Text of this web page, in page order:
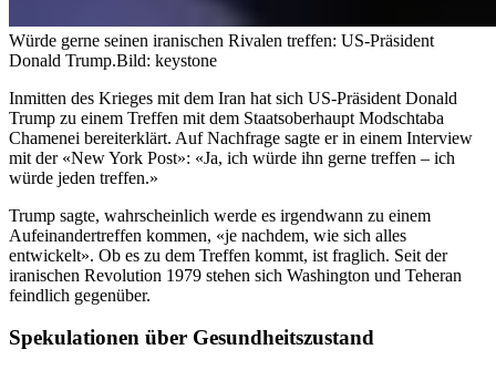
Würde gerne seinen iranischen Rivalen treffen: US-Präsident
Donald Trump.Bild: keystone
Inmitten des Krieges mit dem Iran hat sich US-Präsident Donald
Trump zu einem Treffen mit dem Staatsoberhaupt Modschtaba
Chamenei bereiterklärt. Auf Nachfrage sagte er in einem Interview
mit der «New York Post»: «Ja, ich würde ihn gerne treffen – ich
würde jeden treffen.»
Trump sagte, wahrscheinlich werde es irgendwann zu einem
Aufeinandertreffen kommen, «je nachdem, wie sich alles
entwickelt». Ob es zu dem Treffen kommt, ist fraglich. Seit der
iranischen Revolution 1979 stehen sich Washington und Teheran
feindlich gegenüber.
Spekulationen über Gesundheitszustand